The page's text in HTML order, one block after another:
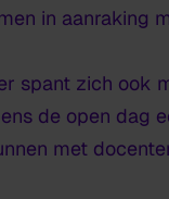
in aanraking
spant zich ook
de open dag
met